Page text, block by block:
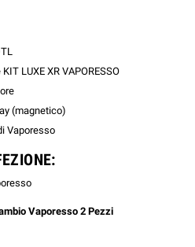
LUXE XR VAPORESSO
(magnetico)
Vaporesso
Vaporesso 2 Pezzi